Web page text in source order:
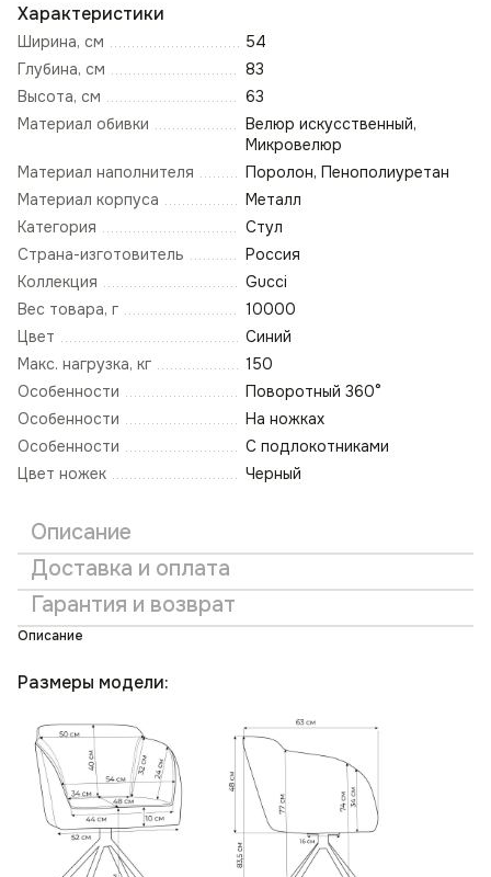
Характеристики
Ширина, см
54
Глубина, см
83
Высота, см
63
Материал обивки
Велюр искусственный,
Микровелюр
Материал наполнителя
Поролон, Пенополиуретан
Материал корпуса
Металл
Категория
Стул
Страна-изготовитель
Россия
Коллекция
Gucci
Вес товара, г
10000
Цвет
Синий
Макс. нагрузка, кг
150
Особенности
Поворотный 360°
Особенности
На ножках
Особенности
С подлокотниками
Цвет ножек
Черный
Описание
Доставка и оплата
Гарантия и возврат
Описание
Размеры модели: